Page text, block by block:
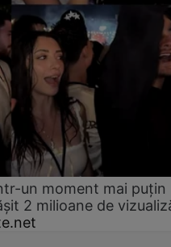
un moment mai puțin
2 milioane de